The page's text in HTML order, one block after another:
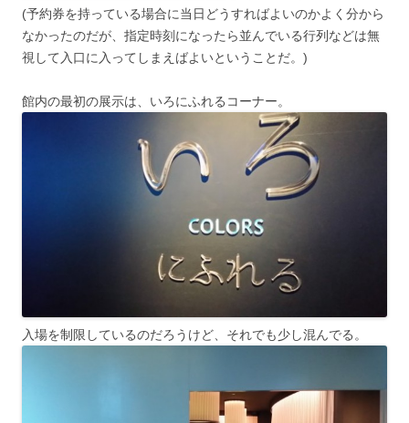
(予約券を持っている場合に当日どうすればよいのかよく分から
なかったのだが、指定時刻になったら並んでいる行列などは無
視して入口に入ってしまえばよいということだ。)
館内の最初の展示は、いろにふれるコーナー。
入場を制限しているのだろうけど、それでも少し混んでる。